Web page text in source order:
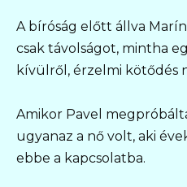
A bíróság előtt állva
csak távolságot, mintha
kívülről, érzelmi kötődés
Amikor Pavel
ugyanaz a nő volt, aki
ebbe a kapcsolatba.